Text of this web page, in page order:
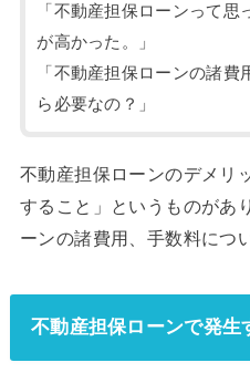
「不動産担保ローンって思
が高かった。」
「不動産担保ローンの諸費
ら必要なの？」
不動産担保ローンのデメリ
すること」というものがあ
ーンの諸費用、手数料につ
不動産担保ローンで発生